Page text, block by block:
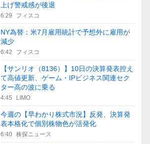
上げ警戒感が後退
6:29 フィスコ
NY為替：米7月雇用統計で予想外に雇用が
減少
6:42 フィスコ
【サンリオ（8136）】10日の決算発表控え
て高値更新、ゲーム・IPビジネス関連セク
ター高の波に乗る
4:45 LIMO
今週の【早わかり株式市況】反発、決算発
表本格化で個別株物色が活発化
6:40 株探ニュース